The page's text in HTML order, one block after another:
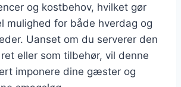
og kostbehov, hvilket gør
mulighed for både hverdag og
Uanset om du serverer den
eller som tilbehør, vil denne
imponere dine gæster og